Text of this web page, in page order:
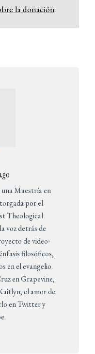
la donación
una Maestría en
por el
Theological
voz detrás de
de video-
filosóficos,
en el evangelio.
en Grapevine,
el amor de
en Twitter y